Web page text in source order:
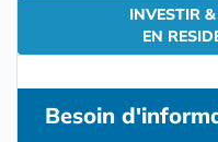
INVESTIR
EN
Besoin